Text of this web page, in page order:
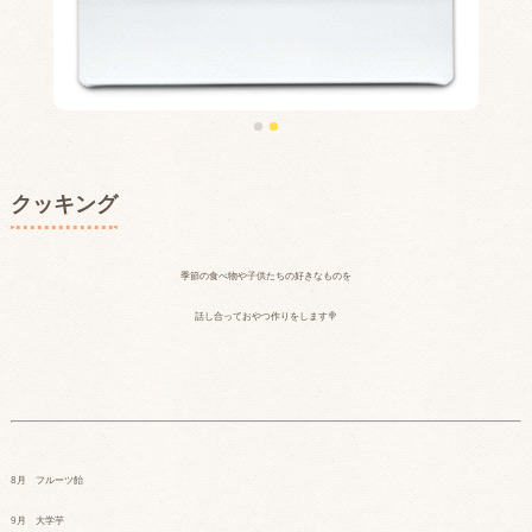
クッキング
季節の食べ物や子供たちの好きなものを
話し合っておやつ作りをします🍭
8月 フルーツ飴
9月 大学芋